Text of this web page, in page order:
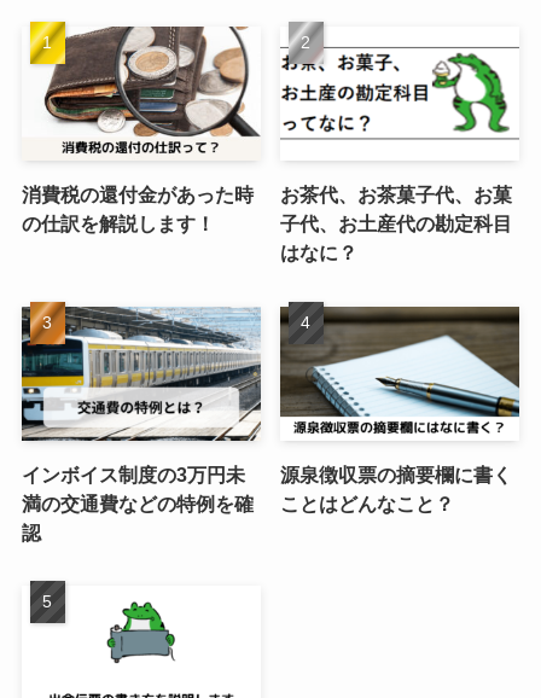
消費税の還付金があった時
の仕訳を解説します！
お茶代、お茶菓子代、お菓
子代、お土産代の勘定科目
はなに？
インボイス制度の3万円未
満の交通費などの特例を確
認
源泉徴収票の摘要欄に書く
ことはどんなこと？